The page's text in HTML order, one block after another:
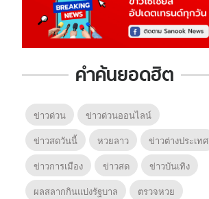
คำค้นยอดฮิต
ข่าวด่วน
ข่าวด่วนออนไลน์
ข่าวสดวันนี้
หวยลาว
ข่าวต่างประเทศ
ข่าวการเมือง
ข่าวสด
ข่าวบันเทิง
ผลสลากกินแบ่งรัฐบาล
ตรวจหวย